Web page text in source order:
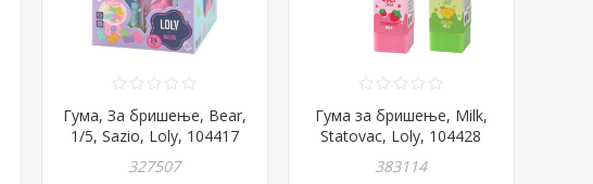
Гума, За бришење, Bear,
1/5, Sazio, Loly, 104417
327507
Гума за бришење, Milk,
Statovac, Loly, 104428
383114